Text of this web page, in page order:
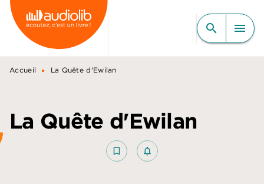
MENU RECHERCHE
CONTENU
PIED DE PAGE
search menu
Accueil • La Quête d'Ewilan
La Quête d'Ewilan
bookmark_border notifications_none_outlined